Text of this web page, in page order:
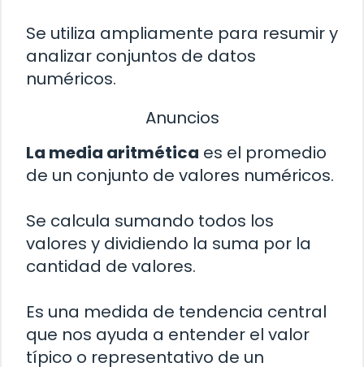
Se utiliza ampliamente para resumir y
analizar conjuntos de datos
numéricos.
Anuncios
La media aritmética es el promedio
de un conjunto de valores numéricos.
Se calcula sumando todos los
valores y dividiendo la suma por la
cantidad de valores.
Es una medida de tendencia central
que nos ayuda a entender el valor
típico o representativo de un